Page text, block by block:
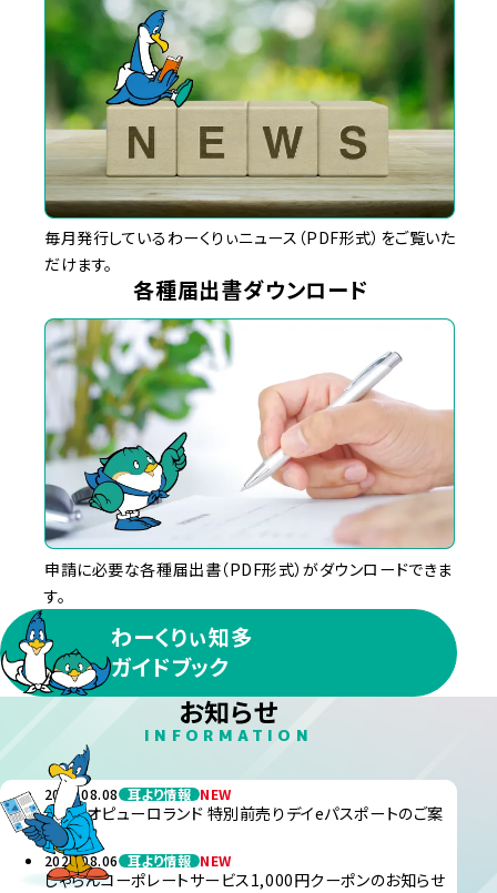
毎月発行しているわーくりぃニュース（PDF形式）をご覧いた
だけます。
各種届出書ダウンロード
申請に必要な各種届出書（PDF形式）がダウンロードできま
す。
わーくりぃ知多
ガイドブック
お知らせ
INFORMATION
2026.08.08 耳より情報
サンリオピューロランド 特別前売りデイeパスポートのご案
内
NEW
2026.08.06 耳より情報
じゃらんコーポレートサービス1,000円クーポンのお知らせ
NEW